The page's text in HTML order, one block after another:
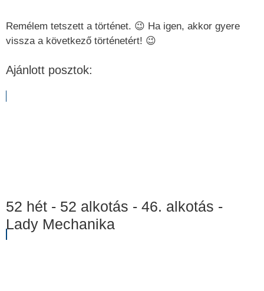
Remélem tetszett a történet. 😉 Ha igen, akkor gyere
vissza a következő történetért! 😉
Ajánlott posztok:
52 hét - 52 alkotás - 46. alkotás -
Lady Mechanika